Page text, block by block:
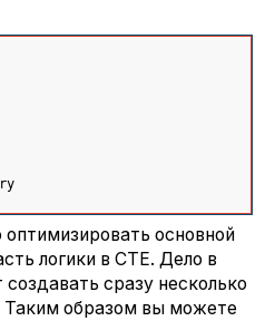
основной
логики в CTE. Дело в
создавать сразу несколько
Таким образом вы можете